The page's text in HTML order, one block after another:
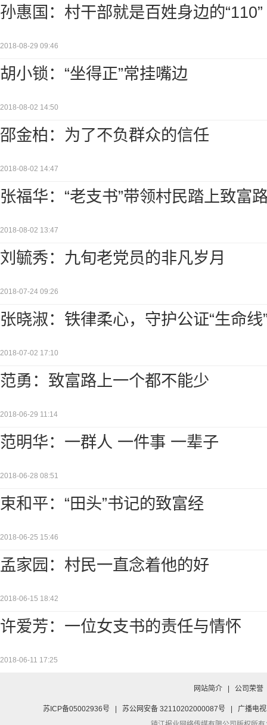
孙惠国：村干部就是百姓身边的“110”
2018-08-29 09:46
胡小锁：“坐得正”常挂嘴边
2018-08-02 14:50
邵金柏：为了不负群众的信任
2018-08-02 14:47
张福华：“老支书”带领村民踏上致富
2018-08-02 13:47
刘毓秀：九旬老党员的非凡岁月
2018-07-24 09:26
张晓淑：铁律柔心，守护公证“生命线
2018-07-02 17:10
范勇：致富路上一个都不能少
2018-06-29 11:14
范明华：一群人 一件事 一辈子
2018-06-28 08:51
束和平：“田头”书记的致富经
2018-06-25 15:46
孟家园：村民一直念着他的好
2018-06-15 18:42
许爱芳：一位女支书的责任与情怀
2018-06-11 17:25
网站简介 公司荣誉
苏ICP备05002936号 苏公网安备 32110202000087号
广播电